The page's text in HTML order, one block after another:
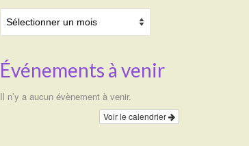
Événements à venir
Il n’y a aucun évènement à venir.
Voir le calendrier